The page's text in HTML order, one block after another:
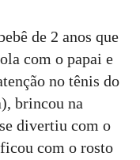
de 2 anos que
com o papai e
no tênis do
brincou na
divertiu com o
com o rosto